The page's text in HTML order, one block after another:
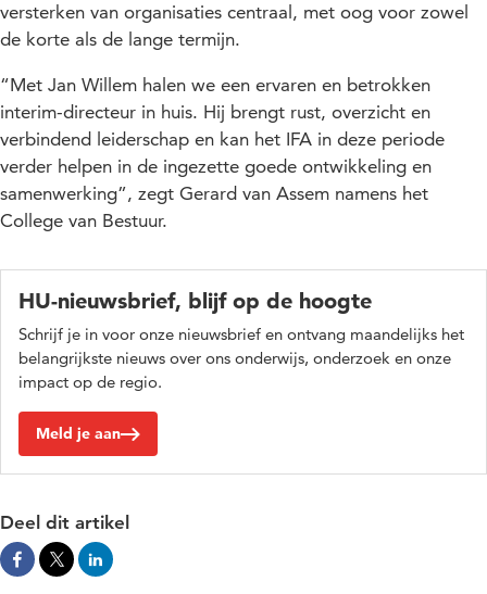
versterken van organisaties centraal, met oog voor zowel
de korte als de lange termijn.
“Met Jan Willem halen we een ervaren en betrokken
interim-directeur in huis. Hij brengt rust, overzicht en
verbindend leiderschap en kan het IFA in deze periode
verder helpen in de ingezette goede ontwikkeling en
samenwerking”, zegt Gerard van Assem namens het
College van Bestuur.
HU-nieuwsbrief, blijf op de hoogte
Schrijf je in voor onze nieuwsbrief en ontvang maandelijks het
belangrijkste nieuws over ons onderwijs, onderzoek en onze
impact op de regio.
Meld je aan
Deel dit artikel